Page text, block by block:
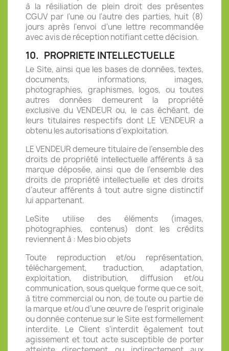
à la résiliation de plein droit des présentes
CGUV par l'une ou l'autre des parties, huit (8)
jours après l'envoi d'une lettre recommandée
avec avis de réception notifiant cette décision.
10. PROPRIETE INTELLECTUELLE
Le Site, ainsi que les bases de données, textes,
documents, informations, images,
photographies, graphismes, logos, ou toutes
autres données demeurent la propriété
exclusive du VENDEUR ou, le cas échéant, de
leurs titulaires respectifs dont LE VENDEUR a
obtenu les autorisations d’exploitation.
LE VENDEUR demeure titulaire de l’ensemble des
droits de propriété intellectuelle afférents à sa
marque déposée, ainsi que de l’ensemble des
droits de propriété intellectuelle et des droits
d’auteur afférents à tout autre signe distinctif
lui appartenant.
LeSite utilise des éléments (images,
photographies, contenus) dont les crédits
reviennent à : Mes bio objets
Toute reproduction et/ou représentation,
téléchargement, traduction, adaptation,
exploitation, distribution, diffusion et/ou
communication, sous quelque forme que ce soit,
à titre commercial ou non, de toute ou partie de
la marque et/ou d’une œuvre de l’esprit originale
ou donnée contenue sur le Site est formellement
interdite. Le Client s’interdit également tout
agissement et tout acte susceptible de porter